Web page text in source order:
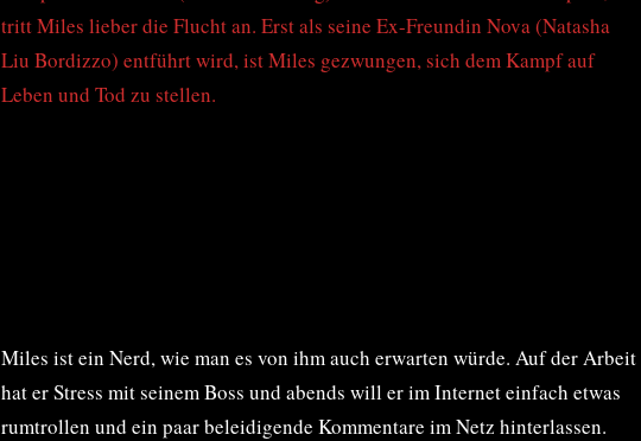
tritt Miles lieber die Flucht an. Erst als seine Ex-Freundin Nova (Natasha
Liu Bordizzo) entführt wird, ist Miles gezwungen, sich dem Kampf auf
Leben und Tod zu stellen.
Miles ist ein Nerd, wie man es von ihm auch erwarten würde. Auf der Arbeit
hat er Stress mit seinem Boss und abends will er im Internet einfach etwas
rumtrollen und ein paar beleidigende Kommentare im Netz hinterlassen.